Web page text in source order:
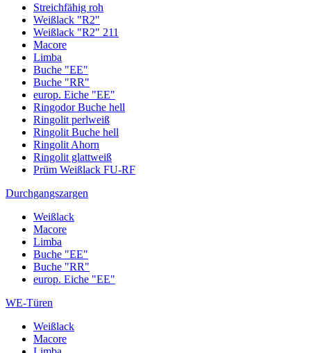
Streichfähig roh
Weißlack "R2"
Weißlack "R2" 211
Macore
Limba
Buche "EE"
Buche "RR"
europ. Eiche "EE"
Ringodor Buche hell
Ringolit perlweiß
Ringolit Buche hell
Ringolit Ahorn
Ringolit glattweiß
Prüm Weißlack FU-RF
Durchgangszargen
Weißlack
Macore
Limba
Buche "EE"
Buche "RR"
europ. Eiche "EE"
WE-Türen
Weißlack
Macore